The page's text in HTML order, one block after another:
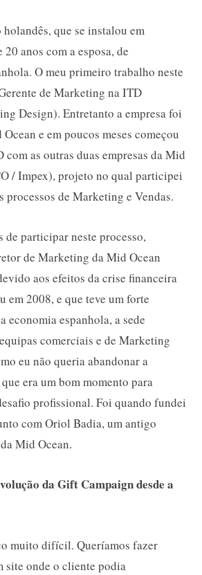
que se instalou em
anos com a esposa, de
O meu primeiro trabalho neste
de Marketing na ITD
Design). Entretanto a empresa foi
e em poucos meses começou
com as outras duas empresas da Mid
/ Impex), projeto no qual participei
processos de Marketing e Vendas.
de participar neste processo,
de Marketing da Mid Ocean
aos efeitos da crise financeira
em 2008, e que teve um forte
economia espanhola, a sede
comerciais e de Marketing
eu não queria abandonar a
era um bom momento para
profissional. Foi quando fundei
com Oriol Badia, um antigo
Mid Ocean.
da Gift Campaign desde a
muito difícil. Queríamos fazer
site onde o cliente podia